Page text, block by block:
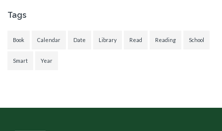
Tags
Book Calendar Date Library Read Reading School
Smart Year